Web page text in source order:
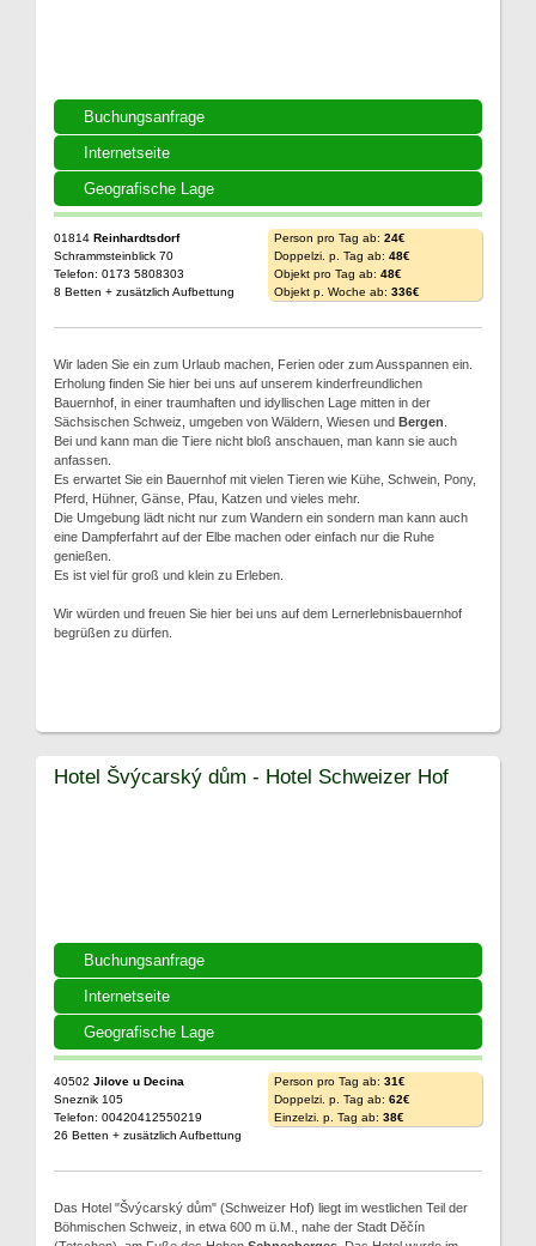
Buchungsanfrage
Internetseite
Geografische Lage
01814 Reinhardtsdorf
Schrammsteinblick 70
Telefon: 0173 5808303
8 Betten + zusätzlich Aufbettung
Person pro Tag ab: 24€
Doppelzi. p. Tag ab: 48€
Objekt pro Tag ab: 48€
Objekt p. Woche ab: 336€
Wir laden Sie ein zum Urlaub machen, Ferien oder zum Ausspannen ein.
Erholung finden Sie hier bei uns auf unserem kinderfreundlichen
Bauernhof, in einer traumhaften und idyllischen Lage mitten in der
Sächsischen Schweiz, umgeben von Wäldern, Wiesen und Bergen
Bei und kann man die Tiere nicht bloß anschauen, man kann sie auch
anfassen.
Es erwartet Sie ein Bauernhof mit vielen Tieren wie Kühe, Schwein, Pony,
Pferd, Hühner, Gänse, Pfau, Katzen und vieles mehr.
Die Umgebung lädt nicht nur zum Wandern ein sondern man kann auch
eine Dampferfahrt auf der Elbe machen oder einfach nur die Ruhe
genießen.
Es ist viel für groß und klein zu Erleben.
Wir würden und freuen Sie hier bei uns auf dem Lernerlebnisbauernhof
begrüßen zu dürfen.
Buchungsanfrage
Internetseite
Geografische Lage
Hotel Švýcarský dům - Hotel Schweizer Hof
40502 Jilove u Decina
Sneznik 105
Telefon: 00420412550219
26 Betten + zusätzlich Aufbettung
Person pro Tag ab: 31€
Doppelzi. p. Tag ab: 62€
Einzelzi. p. Tag ab: 38€
Das Hotel "Švýcarský dům" (Schweizer Hof) liegt im westlichen Teil der
Böhmischen Schweiz, in etwa 600 m ü.M., nahe der Stadt Děčín